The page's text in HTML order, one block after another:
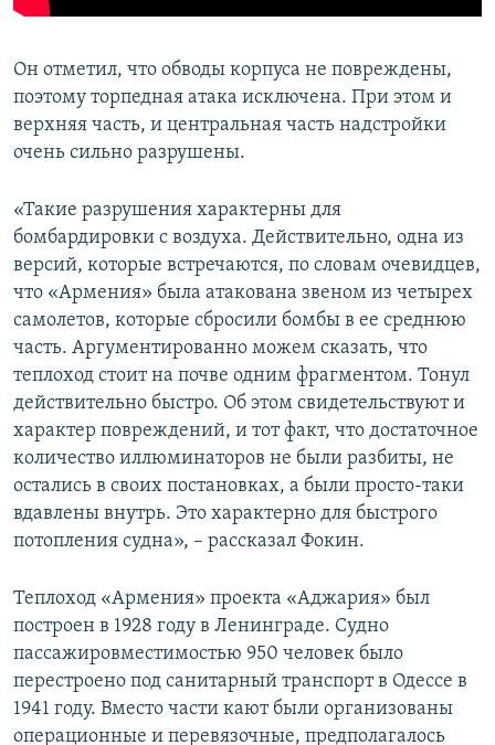
Он отметил, что обводы корпуса не повреждены,
поэтому торпедная атака исключена. При этом и
верхняя часть, и центральная часть надстройки
очень сильно разрушены.
«Такие разрушения характерны для
бомбардировки с воздуха. Действительно, одна из
версий, которые встречаются, по словам очевидцев,
что «Армения» была атакована звеном из четырех
самолетов, которые сбросили бомбы в ее среднюю
часть. Аргументированно можем сказать, что
теплоход стоит на почве одним фрагментом. Тонул
действительно быстро. Об этом свидетельствуют и
характер повреждений, и тот факт, что достаточное
количество иллюминаторов не были разбиты, не
остались в своих постановках, а были просто-таки
вдавлены внутрь. Это характерно для быстрого
потопления судна», – рассказал Фокин.
Теплоход «Армения» проекта «Аджария» был
построен в 1928 году в Ленинграде. Судно
пассажировместимостью 950 человек было
перестроено под санитарный транспорт в Одессе в
1941 году. Вместо части кают были организованы
операционные и перевязочные, предполагалось